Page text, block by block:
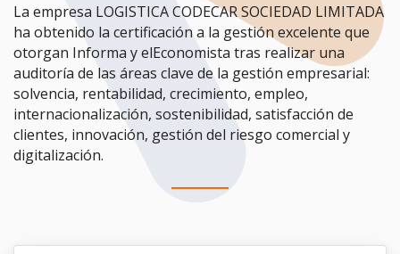
La empresa LOGISTICA CODECAR SOCIEDAD LIMITADA
ha obtenido la certificación a la gestión excelente que
otorgan Informa y elEconomista tras realizar una
auditoría de las áreas clave de la gestión empresarial:
solvencia, rentabilidad, crecimiento, empleo,
internacionalización, sostenibilidad, satisfacción de
clientes, innovación, gestión del riesgo comercial y
digitalización.